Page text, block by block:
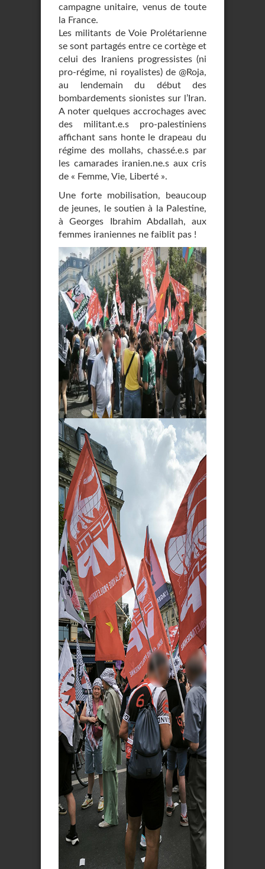
campagne unitaire, venus de toute
la France.
Les militants de Voie Prolétarienne
se sont partagés entre ce cortège et
celui des Iraniens progressistes (ni
pro-régime, ni royalistes) de @Roja,
au lendemain du début des
bombardements sionistes sur l’Iran.
A noter quelques accrochages avec
des militant.e.s pro-palestiniens
affichant sans honte le drapeau du
régime des mollahs, chassé.e.s par
les camarades iranien.ne.s aux cris
de « Femme, Vie, Liberté ».
Une forte mobilisation, beaucoup
de jeunes, le soutien à la Palestine,
à Georges Ibrahim Abdallah, aux
femmes iraniennes ne faiblit pas !